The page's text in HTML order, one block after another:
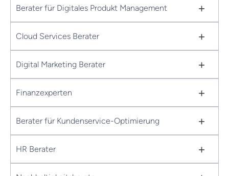
Berater für Digitales Produkt Management +
Cloud Services Berater +
Digital Marketing Berater +
Finanzexperten +
Berater für Kundenservice-Optimierung +
HR Berater +